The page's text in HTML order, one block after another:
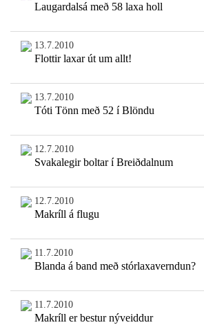
Laugardalsá með 58 laxa holl
13.7.2010
Flottir laxar út um allt!
13.7.2010
Tóti Tönn með 52 í Blöndu
12.7.2010
Svakalegir boltar í Breiðdalnum
12.7.2010
Makríll á flugu
11.7.2010
Blanda á band með stórlaxaverndun?
11.7.2010
Makríll er bestur nýveiddur